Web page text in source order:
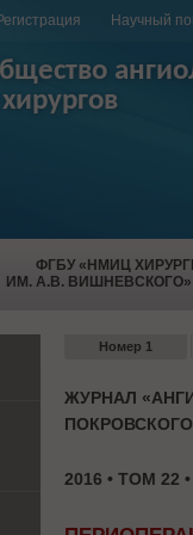
Научный
ФГБУ «НМИЦ
ИМ. А.В.
Номер 1
ЖУРНАЛ
2016 • ТОМ 22